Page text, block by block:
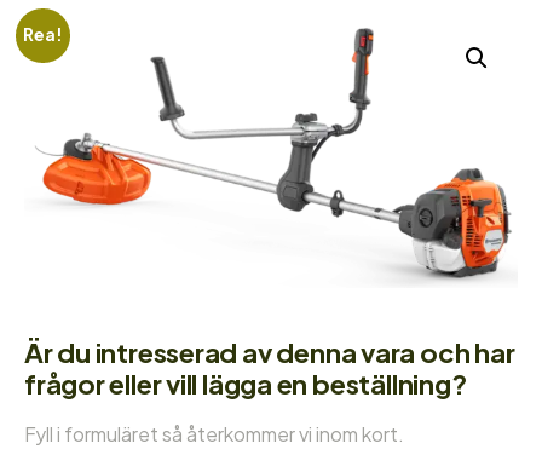
Rea!
Är du intresserad av denna vara och har
frågor eller vill lägga en beställning?
Fyll i formuläret så återkommer vi inom kort.